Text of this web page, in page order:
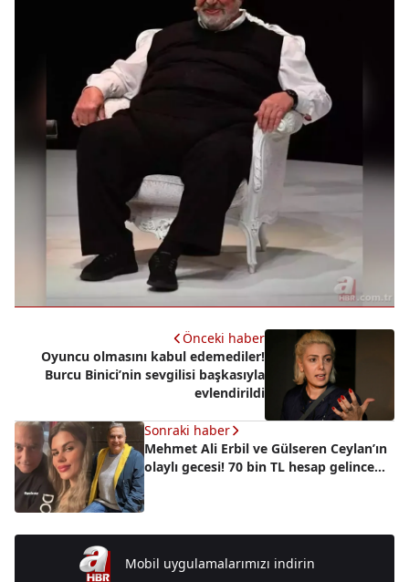
Önceki haber
Oyuncu olmasını kabul edemediler!
Burcu Binici’nin sevgilisi başkasıyla
evlendirildi
Sonraki haber
Mehmet Ali Erbil ve Gülseren Ceylan’ın
olaylı gecesi! 70 bin TL hesap gelince...
Mobil uygulamalarımızı indirin